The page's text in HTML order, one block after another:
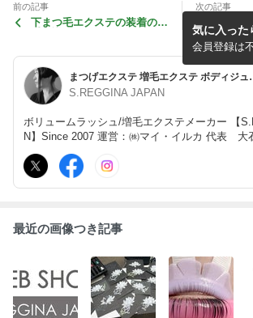
前の記事
下まつ毛エクステの装着の苦
次の記事
３Dホワイ
パールホワ
ディジュエ
まつげエクステ
S.REGGINA JAPAN
ボリュームラッシュ/増毛エクステメーカー 【
N】Since 2007 運営：㈱マイ・イルカ 代表 大
気に入った
会員登録は
最近の画像つき記事